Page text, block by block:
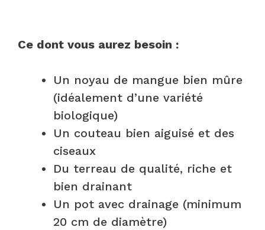
Ce dont vous aurez besoin :
Un noyau de mangue bien mûre
(idéalement d’une variété
biologique)
Un couteau bien aiguisé et des
ciseaux
Du terreau de qualité, riche et
bien drainant
Un pot avec drainage (minimum
20 cm de diamètre)